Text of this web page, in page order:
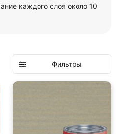
каждого слоя около 10
Фильтры